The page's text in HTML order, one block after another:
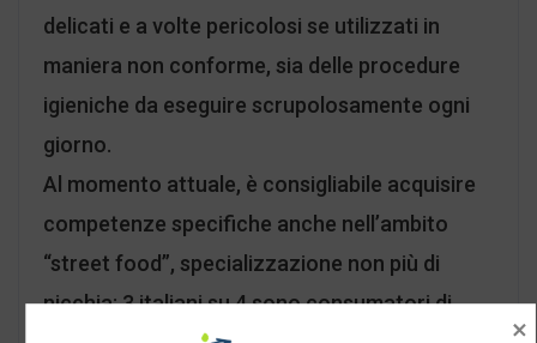
delicati e a volte pericolosi se utilizzati in
maniera non conforme, sia delle procedure
igieniche da eseguire scrupolosamente ogni
giorno.
Al momento attuale, è consigliabile acquisire
competenze specifiche anche nell’ambito
“street food”, specializzazione non più di
nicchia: 3 italiani su 4 sono consumatori di